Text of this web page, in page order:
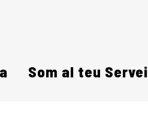
Som al teu Servei